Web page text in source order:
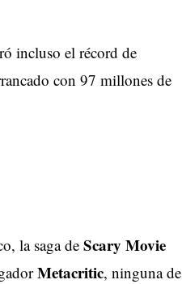
incluso el récord de
con 97 millones de
la saga de Scary Movie
Metacritic, ninguna de